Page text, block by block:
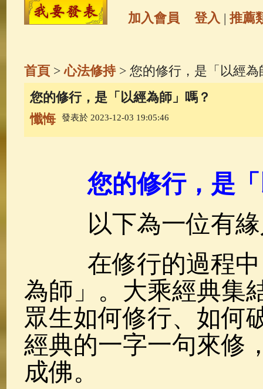
高僧故事 (141) 放生護生 (133)
一切如來心秘密全身舍利寶篋印
釋迦牟尼佛傳(69)
佛典故事(37) 佛說療痔(腫瘤)
加入會員 登入 | 推薦
首頁>心法修持> 您的修行，是「以經為
您的修行，是「以經為師」嗎？
懺悔
發表於 2023-12-03 19:05:46
您的修行，是「
以下為一位有緣
在修行的過程中
為師」。大乘經典集
眾生如何修行、如何
經典的一字一句來修
成佛。